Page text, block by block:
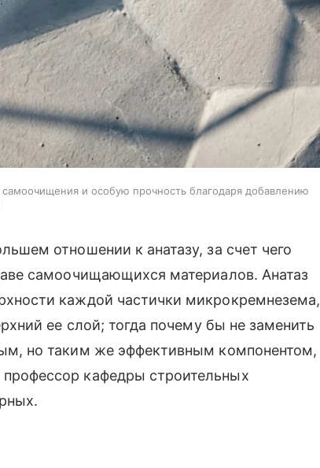
и особую прочность благодаря добавлению
отношении к анатазу, за счет чего
самоочищающихся материалов. Анатаз
каждой частички микрокремнезема,
ее слой; тогда почему бы не заменить
но таким же эффективным компонентом,
кафедры строительных